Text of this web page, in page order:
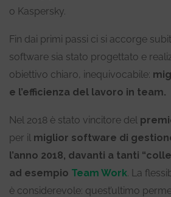
o Kaspersky.
Fin dai primi passi ci si accorge
software sia stato progettato e
obiettivo chiaro, inequivocabile:
e l’efficienza del lavoro in team.
Nel 2018 è stato vincitore del
per il miglior software di
l’anno 2018, davanti a tanti
ad esempio Team Work La
è considerevole: quest’ultimo